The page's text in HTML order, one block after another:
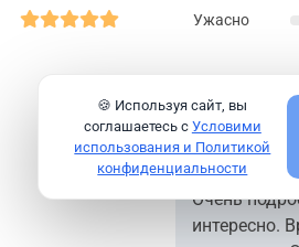
Ужасно
djqp
Нам очень
экскурсия с
Очень
интересно.
🍪 Используя сайт, вы
соглашаетесь с Условими
использования и Политикой
конфиденциальности